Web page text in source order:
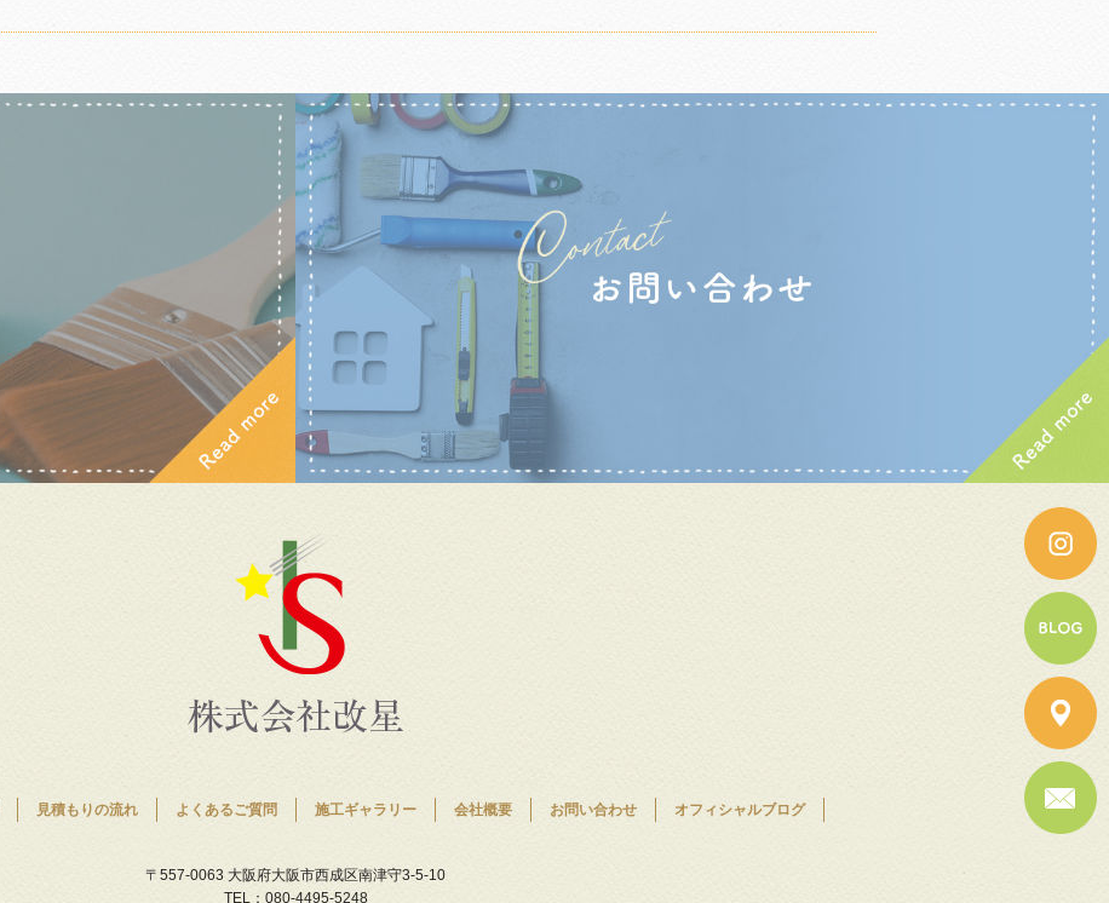
見積もりの流れ よくあるご質問 施工ギャラリー 会社概要 お問い合わせ オフィシャルブログ
〒557-0063 大阪府大阪市西成区南津守3-5-10
TEL：080-4495-5248